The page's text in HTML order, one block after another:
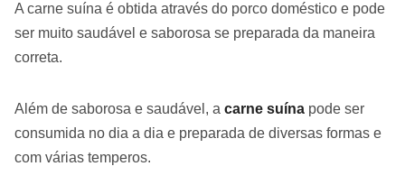
A carne suína é obtida através do porco doméstico e pode
ser muito saudável e saborosa se preparada da maneira
correta.
Além de saborosa e saudável, a carne suína pode ser
consumida no dia a dia e preparada de diversas formas e
com várias temperos.